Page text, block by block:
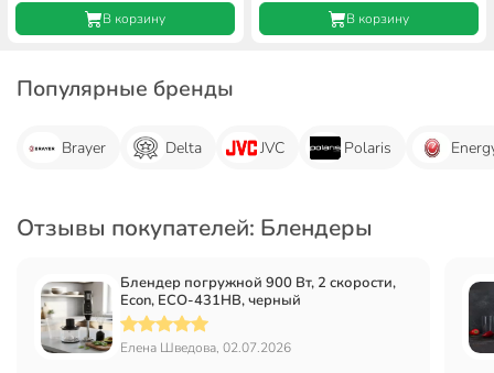
В корзину В корзину
Популярные бренды
Brayer Delta JVC Polaris
Отзывы покупателей: Блендеры
Блендер погружной 900 Вт, 2 скорости,
Econ, ECO-431HB, черный
Елена Шведова, 02.07.2026